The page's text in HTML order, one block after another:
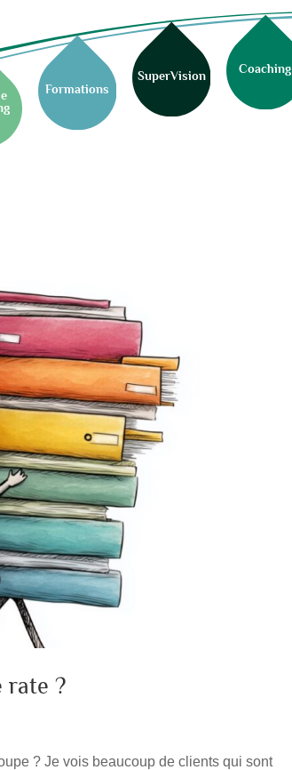
Formations
SuperVision Coaching
rate ?
? Je vois beaucoup de clients qui sont